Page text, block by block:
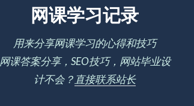
网课学习记录
用来分享网课学习的心得和技巧
网课答案分享，SEO技巧，网站毕业设
计不会？ 直接联系站长